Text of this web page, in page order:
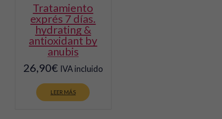
tratamiento
exprés 7 días.
hydrating &
antioxidant by
anubis
26,90€ IVA incluido
LEER MÁS